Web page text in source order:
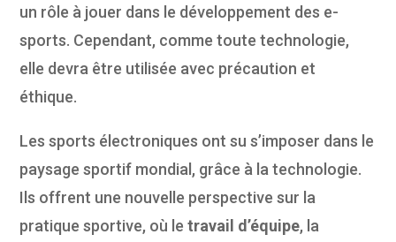
un rôle à jouer dans le développement des e-
sports. Cependant, comme toute technologie,
elle devra être utilisée avec précaution et
éthique.
Les sports électroniques ont su s’imposer dans le
paysage sportif mondial, grâce à la technologie.
Ils offrent une nouvelle perspective sur la
pratique sportive, où letravail d’équipe, la